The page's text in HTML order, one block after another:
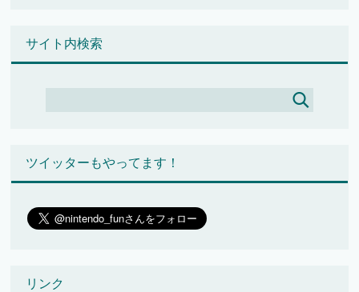
サイト内検索
ツイッターもやってます！
リンク